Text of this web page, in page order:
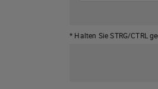
* Halten Sie STRG/CTRL